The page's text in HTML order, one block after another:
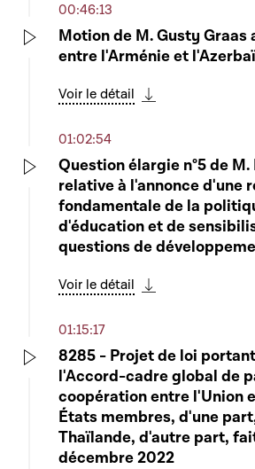
00:46:13
Motion de M. Gusty
entre l'Arménie et
Voir le détail
01:02:54
Question élargie n°5 de
relative à l'annonce d'une
fondamentale de la
d'éducation et de
questions de
Voir le détail
01:15:17
8285 - Projet de loi
l'Accord-cadre global de
coopération entre l'Union
États membres, d'une
Thaïlande, d'autre part,
décembre 2022